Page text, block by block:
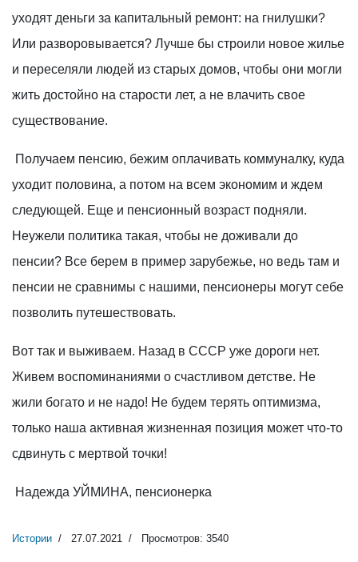
уходят деньги за капитальный ремонт: на гнилушки?
Или разворовывается? Лучше бы строили новое жилье
и переселяли людей из старых домов, чтобы они могли
жить достойно на старости лет, а не влачить свое
существование.
Получаем пенсию, бежим оплачивать коммуналку, куда
уходит половина, а потом на всем экономим и ждем
следующей. Еще и пенсионный возраст подняли.
Неужели политика такая, чтобы не доживали до
пенсии? Все берем в пример зарубежье, но ведь там и
пенсии не сравнимы с нашими, пенсионеры могут себе
позволить путешествовать.
Вот так и выживаем. Назад в СССР уже дороги нет.
Живем воспоминаниями о счастливом детстве. Не
жили богато и не надо! Не будем терять оптимизма,
только наша активная жизненная позиция может что-то
сдвинуть с мертвой точки!
Надежда УЙМИНА, пенсионерка
Истории 27.07.2021 Просмотров: 3540